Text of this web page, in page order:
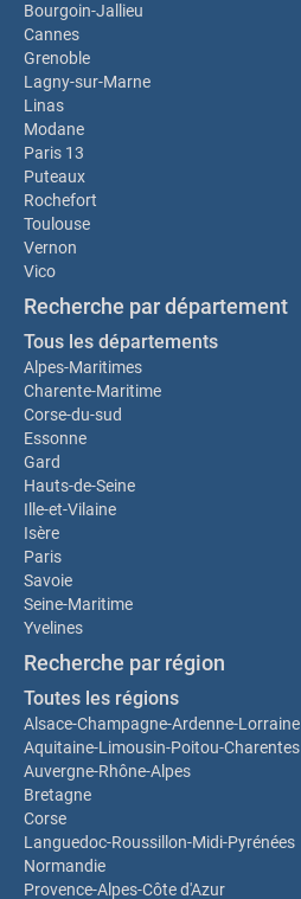
Bourgoin-Jallieu
Cannes
Grenoble
Lagny-sur-Marne
Linas
Modane
Paris 13
Puteaux
Rochefort
Toulouse
Vernon
Vico
Recherche par département
Tous les départements
Alpes-Maritimes
Charente-Maritime
Corse-du-sud
Essonne
Gard
Hauts-de-Seine
Ille-et-Vilaine
Isère
Paris
Savoie
Seine-Maritime
Yvelines
Recherche par région
Toutes les régions
Alsace-Champagne-Ardenne-Lorraine
Aquitaine-Limousin-Poitou-Charentes
Auvergne-Rhône-Alpes
Bretagne
Corse
Languedoc-Roussillon-Midi-Pyrénées
Normandie
Provence-Alpes-Côte d'Azur